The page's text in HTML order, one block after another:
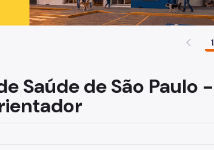
1
Saúde de São Paulo -